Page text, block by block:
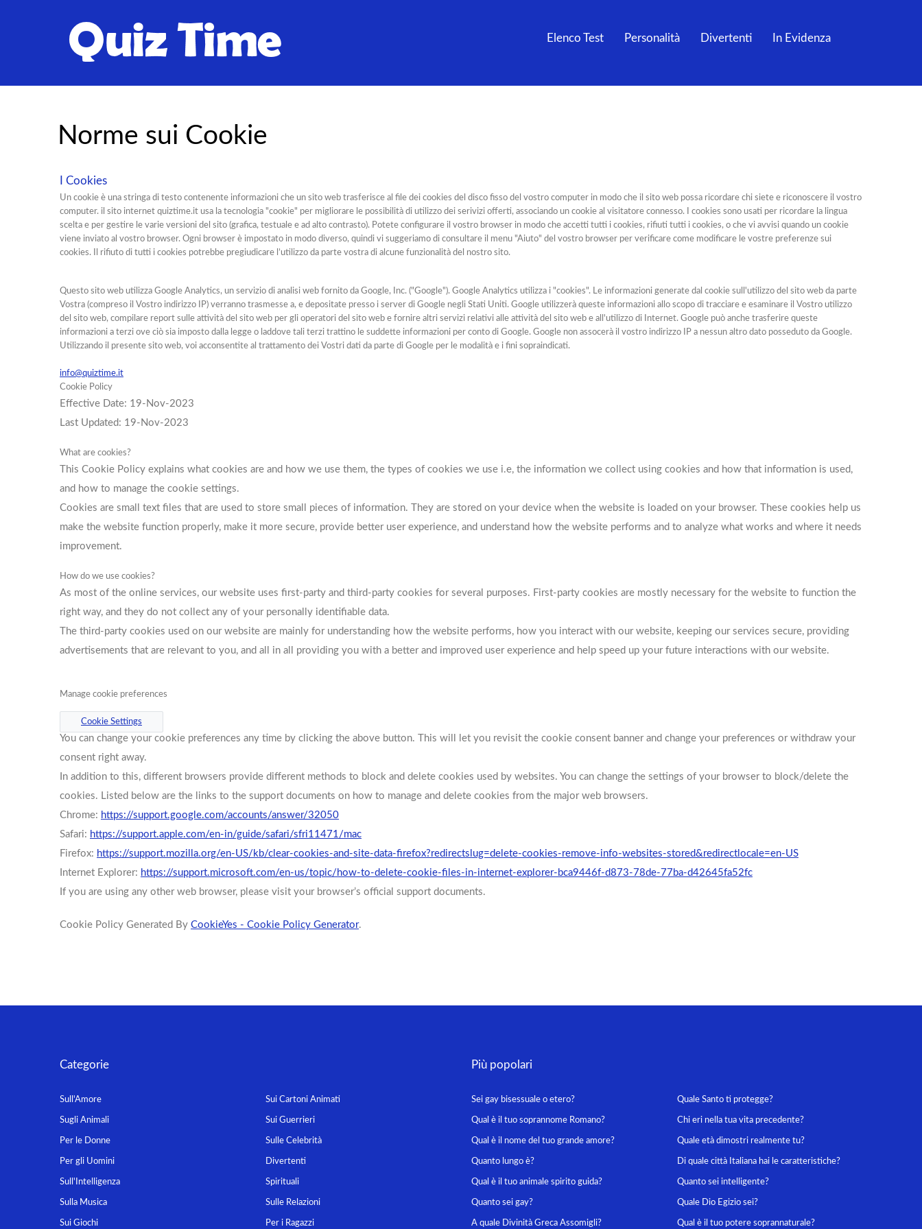
Elenco Test Personalità Divertenti In Evidenza
Norme sui Cookie
I Cookies
Un cookie è una stringa di testo contenente informazioni che un sito web trasferisce al file dei cookies del disco fisso del vostro computer in modo che il sito web possa ricordare chi siete e riconoscere il vostro
computer. il sito internet quiztime.it usa la tecnologia "cookie" per migliorare le possibilità di utilizzo dei serivizi offerti, associando un cookie al visitatore connesso. I cookies sono usati per ricordare la lingua
scelta e per gestire le varie versioni del sito (grafica, testuale e ad alto contrasto). Potete configurare il vostro browser in modo che accetti tutti i cookies, rifiuti tutti i cookies, o che vi avvisi quando un cookie
viene inviato al vostro browser. Ogni browser è impostato in modo diverso, quindi vi suggeriamo di consultare il menu "Aiuto" del vostro browser per verificare come modificare le vostre preferenze sui
cookies. Il rifiuto di tutti i cookies potrebbe pregiudicare l’utilizzo da parte vostra di alcune funzionalità del nostro sito.
Questo sito web utilizza Google Analytics, un servizio di analisi web fornito da Google, Inc. ("Google"). Google Analytics utilizza i "cookies". Le informazioni generate dal cookie sull'utilizzo del sito web da parte
Vostra (compreso il Vostro indirizzo IP) verranno trasmesse a, e depositate presso i server di Google negli Stati Uniti. Google utilizzerà queste informazioni allo scopo di tracciare e esaminare il Vostro utilizzo
del sito web, compilare report sulle attività del sito web per gli operatori del sito web e fornire altri servizi relativi alle attività del sito web e all'utilizzo di Internet. Google può anche trasferire queste
informazioni a terzi ove ciò sia imposto dalla legge o laddove tali terzi trattino le suddette informazioni per conto di Google. Google non assocerà il vostro indirizzo IP a nessun altro dato posseduto da Google.
Utilizzando il presente sito web, voi acconsentite al trattamento dei Vostri dati da parte di Google per le modalità e i fini sopraindicati.
info@quiztime.it
Cookie Policy
Effective Date: 19-Nov-2023
Last Updated: 19-Nov-2023
What are cookies?
This Cookie Policy explains what cookies are and how we use them, the types of cookies we use i.e, the information we collect using cookies and how that information is used,
and how to manage the cookie settings.
Cookies are small text files that are used to store small pieces of information. They are stored on your device when the website is loaded on your browser. These cookies help us
make the website function properly, make it more secure, provide better user experience, and understand how the website performs and to analyze what works and where it needs
improvement.
How do we use cookies?
As most of the online services, our website uses first-party and third-party cookies for several purposes. First-party cookies are mostly necessary for the website to function the
right way, and they do not collect any of your personally identifiable data.
The third-party cookies used on our website are mainly for understanding how the website performs, how you interact with our website, keeping our services secure, providing
advertisements that are relevant to you, and all in all providing you with a better and improved user experience and help speed up your future interactions with our website.
Manage cookie preferences
Cookie Settings
You can change your cookie preferences any time by clicking the above button. This will let you revisit the cookie consent banner and change your preferences or withdraw your
consent right away.
In addition to this, different browsers provide different methods to block and delete cookies used by websites. You can change the settings of your browser to block/delete the
cookies. Listed below are the links to the support documents on how to manage and delete cookies from the major web browsers.
Chrome: https://support.google.com/accounts/answer/32050
Safari: https://support.apple.com/en-in/guide/safari/sfri11471/mac
Firefox: https://support.mozilla.org/en-US/kb/clear-cookies-and-site-data-firefox?redirectslug=delete-cookies-remove-info-websites-stored&redirectlocale=en-US
Internet Explorer: https://support.microsoft.com/en-us/topic/how-to-delete-cookie-files-in-internet-explorer-bca9446f-d873-78de-77ba-d42645fa52fc
If you are using any other web browser, please visit your browser’s official support documents.
Cookie Policy Generated By CookieYes - Cookie Policy Generator.
Categorie
Sull'Amore
Sugli Animali
Per le Donne
Per gli Uomini
Sull'Intelligenza
Sulla Musica
Sui Giochi
Sui Cartoni Animati
Sui Guerrieri
Sulle Celebrità
Divertenti
Spirituali
Sulle Relazioni
Per i Ragazzi
Più popolari
Sei gay bisessuale o etero?
Qual è il tuo soprannome Romano?
Qual è il nome del tuo grande amore?
Quanto lungo è?
Qual è il tuo animale spirito guida?
Quanto sei gay?
A quale Divinità Greca Assomigli?
Quale Santo ti protegge?
Chi eri nella tua vita precedente?
Quale età dimostri realmente tu?
Di quale città Italiana hai le caratteristiche?
Quanto sei intelligente?
Quale Dio Egizio sei?
Qual è il tuo potere soprannaturale?